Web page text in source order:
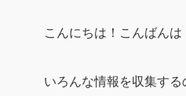
こんにちは！こんばんは
いろんな情報を収集す